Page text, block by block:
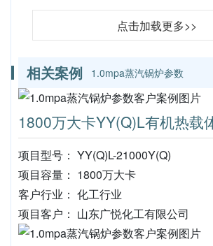
点击加载更多>>
相关案例 1.0mpa蒸汽锅炉参数
1800万大卡YY(Q)L有机热载
项目型号： YY(Q)L-21000Y(Q)
项目容量： 1800万大卡
客户行业： 化工行业
项目客户： 山东广悦化工有限公司